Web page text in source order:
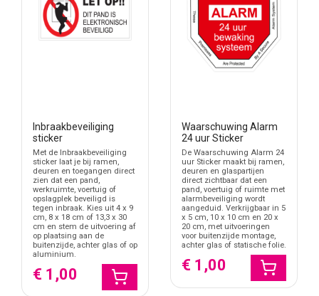
maatregelen. Bedrijven combineren deze vaak met systemen
zoals camerabewaking of alarmsignalering. De sticker fungeert
hierbij als eerste communicatielaag, nog voordat iemand
zoalsauto beveiligingsstickers
wanneer ook voertuigen onderdeel
zijn van het beveiligingsbeleid.
Gerichte communicatie per type beveiliging
Elke bedrijfs beveiligingssticker communiceert een specifiek
signaal. Een algemene melding zoals "24 uur beveiligd" werkt
anders dan een concrete waarschuwing zoals cameratoezicht of
mistbeveiliging. Door de juiste combinatie te kiezen sluit de
boodschap beter aan op de daadwerkelijke situatie.
Formaten en uitvoeringen
De stickers zijn beschikbaar in meerdere afmetingen, van kleine
Inbraakbeveiliging
sticker
Met de Inbraakbeveiliging
sticker laat je bij ramen,
deuren en toegangen direct
zien dat een pand,
werkruimte, voertuig of
opslagplek beveiligd is
tegen inbraak. Kies uit 4 x 9
cm, 8 x 18 cm of 13,3 x 30
cm en stem de uitvoering af
op plaatsing aan de
buitenzijde, achter glas of op
aluminium.
€ 1,00
Waarschuwing Alarm
24 uur Sticker
De Waarschuwing Alarm 24
uur Sticker maakt bij ramen,
deuren en glaspartijen
direct zichtbaar dat een
pand, voertuig of ruimte met
alarmbeveiliging wordt
aangeduid. Verkrijgbaar in 5
x 5 cm, 10 x 10 cm en 20 x
20 cm, met uitvoeringen
voor buitenzijde montage,
achter glas of statische folie.
€ 1,00